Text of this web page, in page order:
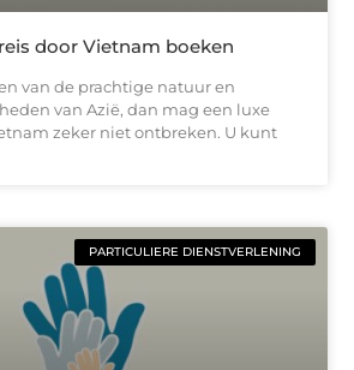
door Vietnam boeken
van de prachtige natuur en
van Azië, dan mag een luxe
zeker niet ontbreken. U kunt
PARTICULIERE DIENSTVERLENING